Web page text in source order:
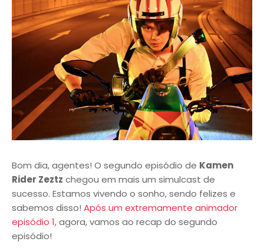
Bom dia, agentes! O segundo episódio de Kamen
Rider Zeztz chegou em mais um simulcast de
sucesso. Estamos vivendo o sonho, sendo felizes e
sabemos disso! Após um extremamente animador
episódio 1, agora, vamos ao recap do segundo
episódio!